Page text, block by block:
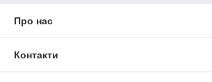
Про нас
Контакти